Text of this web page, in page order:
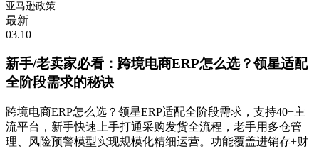
亚马逊政策
最新
03.10
新手/老卖家必看：跨境电商ERP怎么选？领星适配
全阶段需求的秘诀
跨境电商ERP怎么选？领星ERP适配全阶段需求，支持40+主
流平台，新手快速上手打通采购发货全流程，老手用多仓管
理、风险预警模型实现规模化精细运营。功能覆盖进销存+财